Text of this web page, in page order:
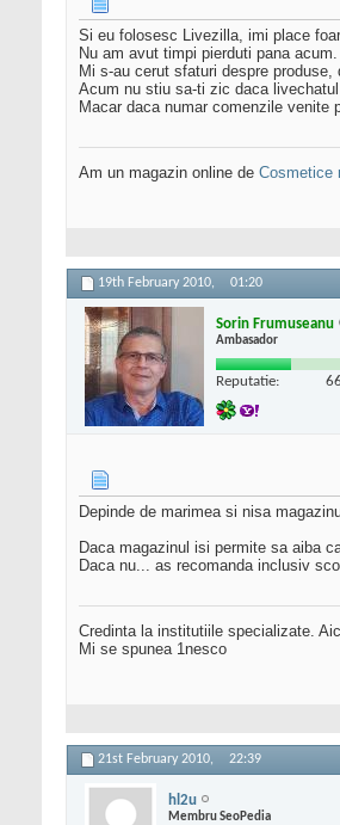
Si eu folosesc Livezilla, imi place
Nu am avut timpi pierduti pana acum.
Mi s-au cerut sfaturi despre
Acum nu stiu sa-ti zic daca
Macar daca numar comenzile venite
Am un magazin online de Cosmetice
19th February 2010, 01:20
Sorin Frumuseanu
Ambasador
Reputatie: 66
Depinde de marimea si nisa
Daca magazinul isi permite sa aiba
Daca nu... as recomanda inclusiv
Credinta la institutiile specializate.
Mi se spunea 1nesco
21st February 2010, 22:39
hl2u
Membru SeoPedia